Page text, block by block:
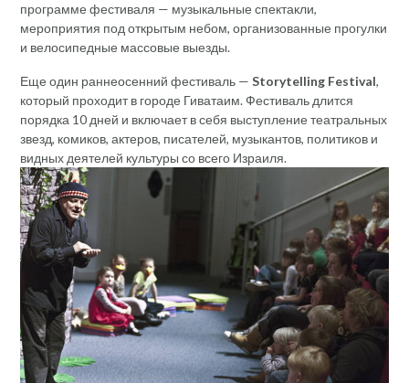
программе фестиваля — музыкальные спектакли,
мероприятия под открытым небом, организованные прогулки
и велосипедные массовые выезды.
Еще один раннеосенний фестиваль — Storytelling Festival,
который проходит в городе Гиватаим. Фестиваль длится
порядка 10 дней и включает в себя выступление театральных
звезд, комиков, актеров, писателей, музыкантов, политиков и
видных деятелей культуры со всего Израиля.